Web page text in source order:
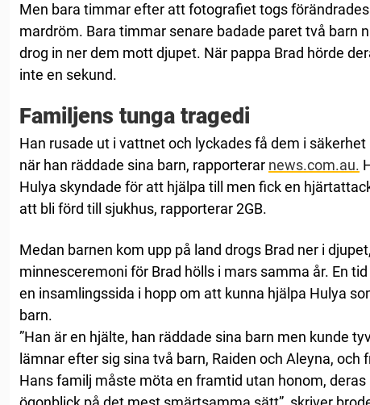
Men bara timmar efter att fotografiet togs
mardröm. Bara timmar senare badade paret två barn
drog in ner dem mott djupet. När pappa Brad hörde
inte en sekund.
Familjens tunga tragedi
Han rusade ut i vattnet och lyckades få dem i
när han räddade sina barn, rapporterar news.com.au.
Hulya skyndade för att hjälpa till men fick en
att bli förd till sjukhus, rapporterar 2GB.
Medan barnen kom upp på land drogs Brad ner i
minnesceremoni för Brad hölls i mars samma år. En
en insamlingssida i hopp om att kunna hjälpa Hulya
barn.
”Han är en hjälte, han räddade sina barn men kunde
lämnar efter sig sina två barn, Raiden och Aleyna, och
Hans familj måste möta en framtid utan honom,